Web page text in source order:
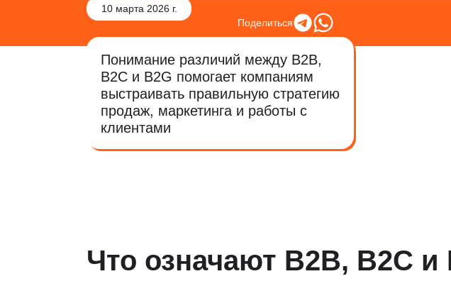
10 марта 2026 г.
Поделиться
Понимание различий между B2B,
B2C и B2G помогает компаниям
выстраивать правильную стратегию
продаж, маркетинга и работы с
клиентами
Что означают B2B, B2C и